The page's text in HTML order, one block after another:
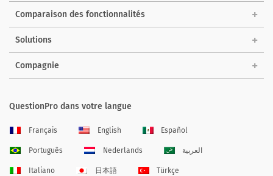
Comparaison des fonctionnalités
Solutions
Compagnie
QuestionPro dans votre langue
Français English Español
Português Nederlands العربية
Italiano 日本語 Türkçe